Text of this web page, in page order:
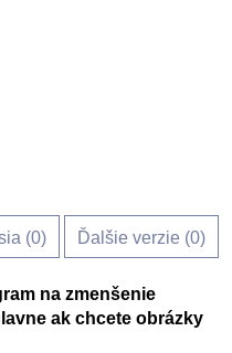
(0) Ďalšie verzie (0)
na zmenšenie
ak chcete obrázky